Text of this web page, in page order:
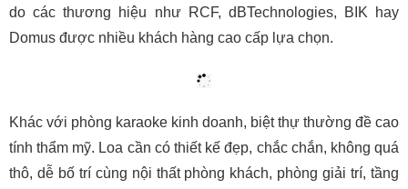
do các thương hiệu như RCF, dBTechnologies, BIK hay
Domus được nhiều khách hàng cao cấp lựa chọn.
Khác với phòng karaoke kinh doanh, biệt thự thường đề cao
tính thẩm mỹ. Loa cần có thiết kế đẹp, chắc chắn, không quá
thô, dễ bố trí cùng nội thất phòng khách, phòng giải trí, tầng